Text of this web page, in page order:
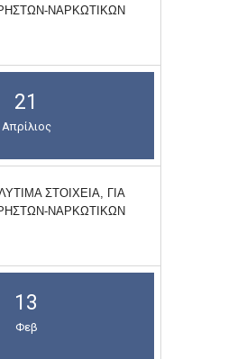
ΝΑΡΚΩΤΙΚΏΝ
21
Απρίλιος
ΣΤΟΙΧΕΊΑ, ΓΙΑ
ΝΑΡΚΩΤΙΚΏΝ
13
Φεβ